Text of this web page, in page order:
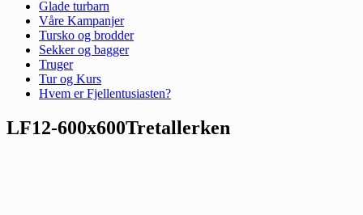
Glade turbarn
Våre Kampanjer
Tursko og brodder
Sekker og bagger
Truger
Tur og Kurs
Hvem er Fjellentusiasten?
LF12-600x600Tretallerken